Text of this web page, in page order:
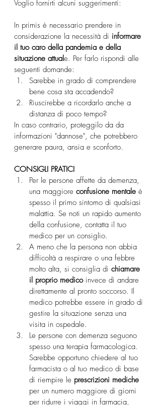
Voglio fornirti alcuni suggerimenti:
In primis è necessario prendere in
considerazione la necessità di informare
il tuo caro della pandemia e della
situazione attuale. Per farlo rispondi alle
seguenti domande:
Sarebbe in grado di comprendere
bene cosa sta accadendo?
Riuscirebbe a ricordarlo anche a
distanza di poco tempo?
In caso contrario, proteggilo da da
informazioni "dannose", che potrebbero
generare paura, ansia e sconforto.
CONSIGLI PRATICI
Per le persone affette da demenza,
una maggiore confusione mentale è
spesso il primo sintomo di qualsiasi
malattia. Se noti un rapido aumento
della confusione, contatta il tuo
medico per un consiglio.
A meno che la persona non abbia
difficoltà a respirare o una febbre
molto alta, si consiglia di chiamare
il proprio medico invece di andare
direttamente al pronto soccorso. Il
medico potrebbe essere in grado di
gestire la situazione senza una
visita in ospedale.
Le persone con demenza seguono
spesso una terapia farmacologica.
Sarebbe opportuno chiedere al tuo
farmacista o al tuo medico di base
di riempire le prescrizioni mediche
per un numero maggiore di giorni
per ridurre i viaggi in farmacia,